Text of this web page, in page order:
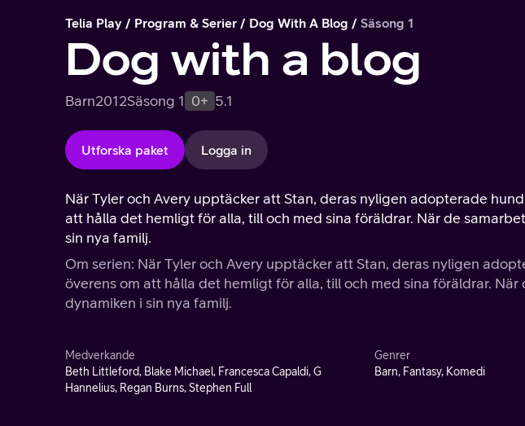
Telia Play Program & Serier Dog With A Blog Säsong 1
Dog with a blog
Barn2012Säsong 1 0+ 5.1
Utforska paket Logga in
När Tyler och Avery upptäcker att Stan, deras nyligen adopterade
att hålla det hemligt för alla, till och med sina föräldrar. När de
sin nya familj.
Om serien: När Tyler och Avery upptäcker att Stan, deras nyligen
överens om att hålla det hemligt för alla, till och med sina föräldrar.
dynamiken i sin nya familj.
Medverkande
Beth Littleford, Blake Michael, Francesca Capaldi, G
Hannelius, Regan Burns, Stephen Full
Genrer
Barn, Fantasy, Komedi